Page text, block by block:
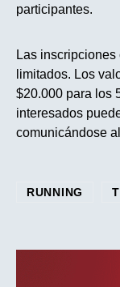
participantes.
Las
limitados. Los
$20.000 para los
interesados
comunicándose
RUNNING